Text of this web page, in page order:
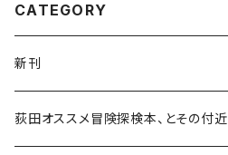
CATEGORY
新刊
和書
荻田オススメ冒険探検本、とその付近